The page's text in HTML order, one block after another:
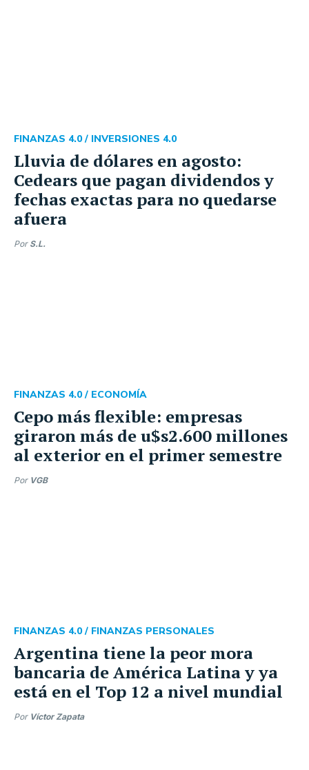
Lluvia de dólares en agosto:
Cedears que pagan dividendos y
fechas exactas para no quedarse
afuera
FINANZAS 4.0 / INVERSIONES 4.0
Por S.L.
Cepo más flexible: empresas
giraron más de u$s2.600 millones
al exterior en el primer semestre
FINANZAS 4.0 / ECONOMÍA
Por VGB
Argentina tiene la peor mora
bancaria de América Latina y ya
está en el Top 12 a nivel mundial
FINANZAS 4.0 / FINANZAS PERSONALES
Por Víctor Zapata